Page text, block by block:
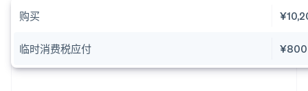
购买
临时消费税应付 ¥800